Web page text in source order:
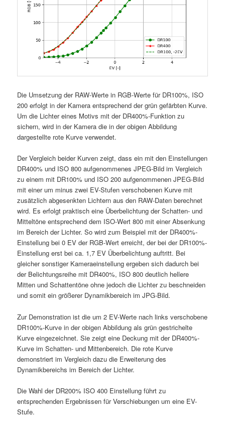
Die Umsetzung der RAW-Werte in RGB-Werte für DR100%, ISO
200 erfolgt in der Kamera entsprechend der grün gefärbten Kurve.
Um die Lichter eines Motivs mit der DR400%-Funktion zu
sichern, wird in der Kamera die in der obigen Abbildung
dargestellte rote Kurve verwendet.
Der Vergleich beider Kurven zeigt, dass ein mit den Einstellungen
DR400% und ISO 800 aufgenommenes JPEG-Bild im Vergleich
zu einem mit DR100% und ISO 200 aufgenommenen JPEG-Bild
mit einer um minus zwei EV-Stufen verschobenen Kurve mit
zusätzlich abgesenkten Lichtern aus den RAW-Daten berechnet
wird. Es erfolgt praktisch eine Überbelichtung der Schatten- und
Mitteltöne entsprechend dem ISO-Wert 800 mit einer Absenkung
im Bereich der Lichter. So wird zum Beispiel mit der DR400%-
Einstellung bei 0 EV der RGB-Wert erreicht, der bei der DR100%-
Einstellung erst bei ca. 1,7 EV Überbelichtung auftritt. Bei
gleicher sonstiger Kameraeinstellung ergeben sich dadurch bei
der Belichtungsreihe mit DR400%, ISO 800 deutlich hellere
Mitten und Schattentöne ohne jedoch die Lichter zu beschneiden
und somit ein größerer Dynamikbereich im JPG-Bild.
Zur Demonstration ist die um 2 EV-Werte nach links verschobene
DR100%-Kurve in der obigen Abbildung als grün gestrichelte
Kurve eingezeichnet. Sie zeigt eine Deckung mit der DR400%-
Kurve im Schatten- und Mittenbereich. Die rote Kurve
demonstriert im Vergleich dazu die Erweiterung des
Dynamikbereichs im Bereich der Lichter.
Die Wahl der DR200% ISO 400 Einstellung führt zu
entsprechenden Ergebnissen für Verschiebungen um eine EV-
Stufe.